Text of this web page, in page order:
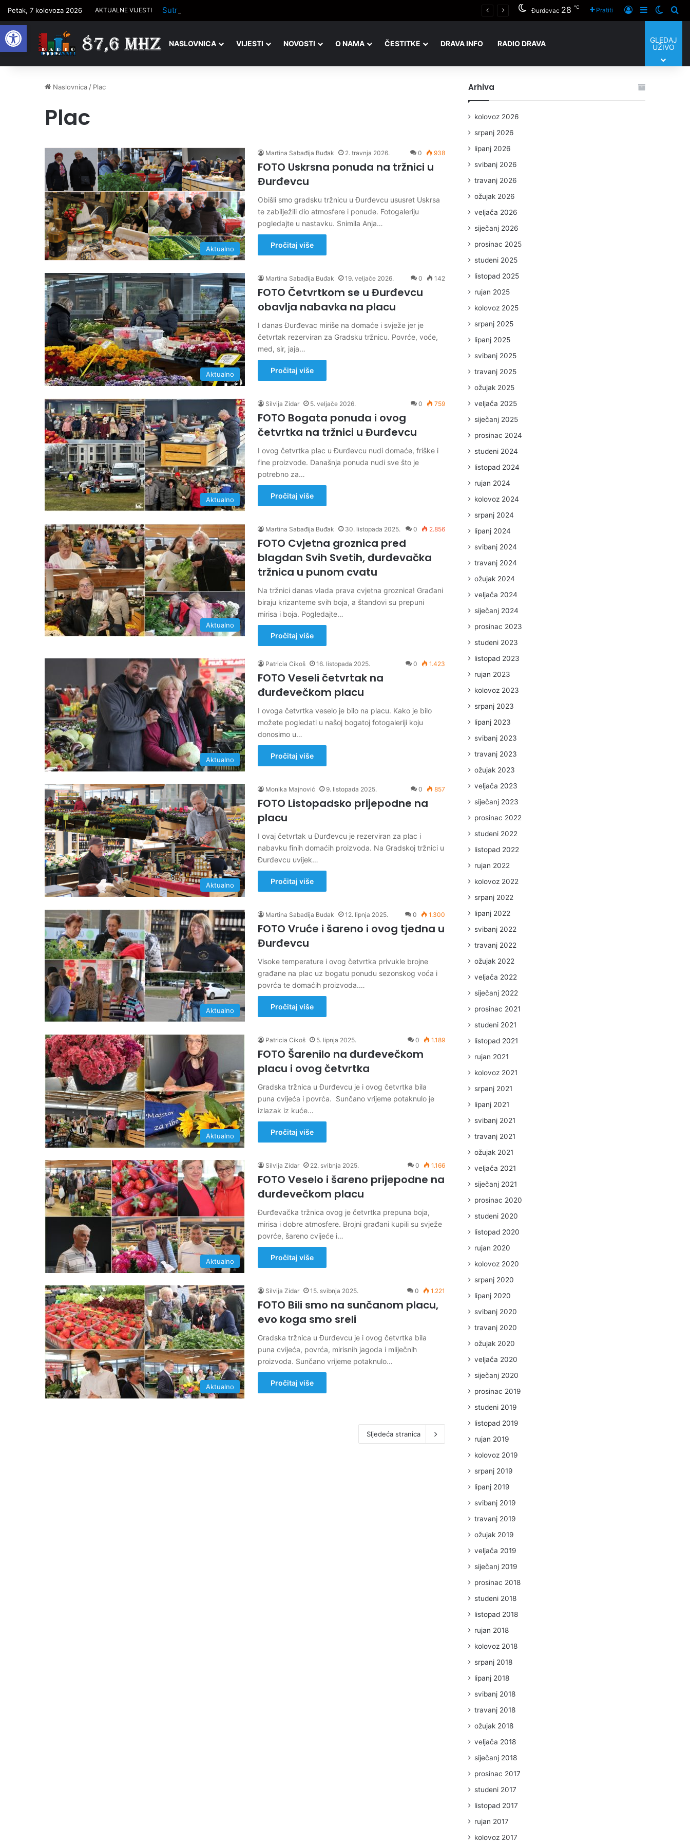
Open toolbar
Petak, 7 kolovoza 2026 AKTUALNE VIJESTI Sutra počinje tradicionalni malonogometni kvartovski turnir u Đurđevcu Đurđevac 28 ℃ Pratiti Prijaviti se
Sidebar
NASLOVNICA VIJESTI NOVOSTI O NAMA ČESTITKE DRAVA INFO RADIO DRAVA
GLEDAJ
UŽIVO
Naslovnica / Plac
Plac
Aktualno
Martina Sabađija Buđak 2. travnja 2026. 0 938
FOTO Uskrsna ponuda na tržnici u
Đurđevcu
Obišli smo gradsku tržnicu u Đurđevcu ususret Uskrsa
te zabilježili dio atmosfere i ponude. Fotogaleriju
pogledajte u nastavku. Snimila Anja…
Pročitaj više
Aktualno
Martina Sabađija Buđak 19. veljače 2026. 0 142
FOTO Četvrtkom se u Đurđevcu
obavlja nabavka na placu
I danas Đurđevac miriše na domaće i svježe jer je
četvrtak rezerviran za Gradsku tržnicu. Povrće, voće,
med, sir, jaja…
Pročitaj više
Aktualno
Silvija Zidar 5. veljače 2026. 0 759
FOTO Bogata ponuda i ovog
četvrtka na tržnici u Đurđevcu
I ovog četvrtka plac u Đurđevcu nudi domaće, friške i
fine proizvode. Današnja ponuda nudi sve što je
potrebno za…
Pročitaj više
Aktualno
Martina Sabađija Buđak 30. listopada 2025. 0 2.856
FOTO Cvjetna groznica pred
blagdan Svih Svetih, đurđevačka
tržnica u punom cvatu
Na tržnici danas vlada prava cvjetna groznica! Građani
biraju krizanteme svih boja, a štandovi su prepuni
mirisa i boja. Pogledajte…
Pročitaj više
Aktualno
Patricia Cikoš 16. listopada 2025. 0 1.423
FOTO Veseli četvrtak na
đurđevečkom placu
I ovoga četvrtka veselo je bilo na placu. Kako je bilo
možete pogledati u našoj bogatoj fotogaleriji koju
donosimo u…
Pročitaj više
Aktualno
Monika Majnović 9. listopada 2025. 0 857
FOTO Listopadsko prijepodne na
placu
I ovaj četvrtak u Đurđevcu je rezerviran za plac i
nabavku finih domaćih proizvoda. Na Gradskoj tržnici u
Đurđevcu uvijek…
Pročitaj više
Aktualno
Martina Sabađija Buđak 12. lipnja 2025. 0 1.300
FOTO Vruće i šareno i ovog tjedna u
Đurđevcu
Visoke temperature i ovog četvrtka privukle brojne
građane na plac uz bogatu ponudu sezonskog voća i
povrća te domaćih proizvoda.…
Pročitaj više
Aktualno
Patricia Cikoš 5. lipnja 2025. 0 1.189
FOTO Šarenilo na đurđevečkom
placu i ovog četvrtka
Gradska tržnica u Đurđevcu je i ovog četvrtka bila
puna cvijeća i povrća. Sunčano vrijeme potaknulo je
izlazak iz kuće…
Pročitaj više
Aktualno
Silvija Zidar 22. svibnja 2025. 0 1.166
FOTO Veselo i šareno prijepodne na
đurđevečkom placu
Đurđevačka tržnica ovog je četvrtka prepuna boja,
mirisa i dobre atmosfere. Brojni građani kupili su svježe
povrće, šareno cvijeće i…
Pročitaj više
Aktualno
Silvija Zidar 15. svibnja 2025. 0 1.221
FOTO Bili smo na sunčanom placu,
evo koga smo sreli
Gradska tržnica u Đurđevcu je i ovog četvrtka bila
puna cvijeća, povrća, mirisnih jagoda i mliječnih
proizvoda. Sunčano vrijeme potaknulo…
Pročitaj više
Sljedeća stranica
Arhiva
kolovoz 2026
srpanj 2026
lipanj 2026
svibanj 2026
travanj 2026
ožujak 2026
veljača 2026
siječanj 2026
prosinac 2025
studeni 2025
listopad 2025
rujan 2025
kolovoz 2025
srpanj 2025
lipanj 2025
svibanj 2025
travanj 2025
ožujak 2025
veljača 2025
siječanj 2025
prosinac 2024
studeni 2024
listopad 2024
rujan 2024
kolovoz 2024
srpanj 2024
lipanj 2024
svibanj 2024
travanj 2024
ožujak 2024
veljača 2024
siječanj 2024
prosinac 2023
studeni 2023
listopad 2023
rujan 2023
kolovoz 2023
srpanj 2023
lipanj 2023
svibanj 2023
travanj 2023
ožujak 2023
veljača 2023
siječanj 2023
prosinac 2022
studeni 2022
listopad 2022
rujan 2022
kolovoz 2022
srpanj 2022
lipanj 2022
svibanj 2022
travanj 2022
ožujak 2022
veljača 2022
siječanj 2022
prosinac 2021
studeni 2021
listopad 2021
rujan 2021
kolovoz 2021
srpanj 2021
lipanj 2021
svibanj 2021
travanj 2021
ožujak 2021
veljača 2021
siječanj 2021
prosinac 2020
studeni 2020
listopad 2020
rujan 2020
kolovoz 2020
srpanj 2020
lipanj 2020
svibanj 2020
travanj 2020
ožujak 2020
veljača 2020
siječanj 2020
prosinac 2019
studeni 2019
listopad 2019
rujan 2019
kolovoz 2019
srpanj 2019
lipanj 2019
svibanj 2019
travanj 2019
ožujak 2019
veljača 2019
siječanj 2019
prosinac 2018
studeni 2018
listopad 2018
rujan 2018
kolovoz 2018
srpanj 2018
lipanj 2018
svibanj 2018
travanj 2018
ožujak 2018
veljača 2018
siječanj 2018
prosinac 2017
studeni 2017
listopad 2017
rujan 2017
kolovoz 2017